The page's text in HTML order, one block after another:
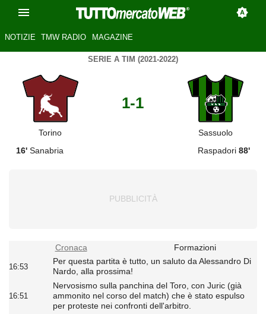
NOTIZIE TMW RADIO MAGAZINE
SERIE A TIM (2021-2022)
Torino
1-1
Sassuolo
16' Sanabria Raspadori 88'
Cronaca Formazioni
16:53
Per questa partita è tutto, un saluto da Alessandro Di
Nardo, alla prossima!
16:51
Nervosismo sulla panchina del Toro, con Juric (già
ammonito nel corso del match) che è stato espulso
per proteste nei confronti dell'arbitro.